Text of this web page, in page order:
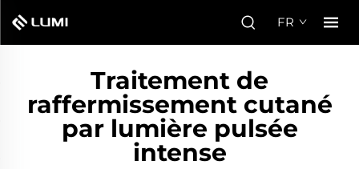
FR
Traitement de
raffermissement cutané
par lumière pulsée
intense